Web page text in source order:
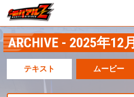
ARCHIVE - 2025年12月
テキスト ムービー